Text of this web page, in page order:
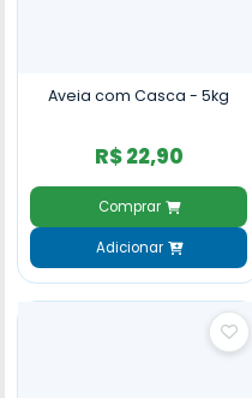
Aveia com Casca - 5kg
R$ 22,90
Comprar
Adicionar